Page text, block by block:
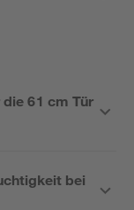
61 cm Tür
bei